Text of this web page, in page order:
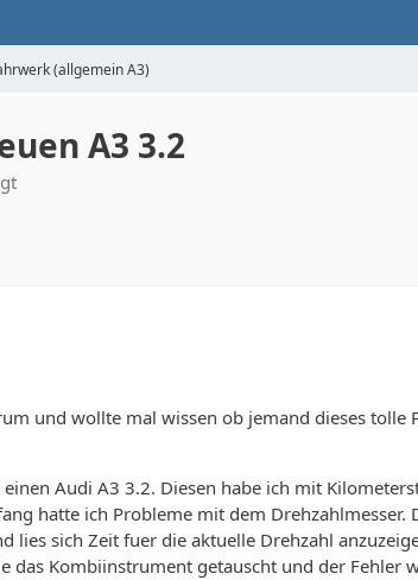
(allgemein A3)
A3 3.2
und wollte mal wissen ob jemand dieses tolle
Audi A3 3.2. Diesen habe ich mit
hatte ich Probleme mit dem Drehzahlmesser.
lies sich Zeit fuer die aktuelle Drehzahl
das Kombiinstrument getauscht und der Fehler